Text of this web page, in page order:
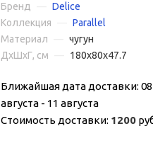
Бренд
Delice
Коллекция
Parallel
Материал
чугун
ДxШxГ, см
180x80x47.7
Ближайшая дата доставки: 08
августа - 11 августа
Стоимость доставки: 1200